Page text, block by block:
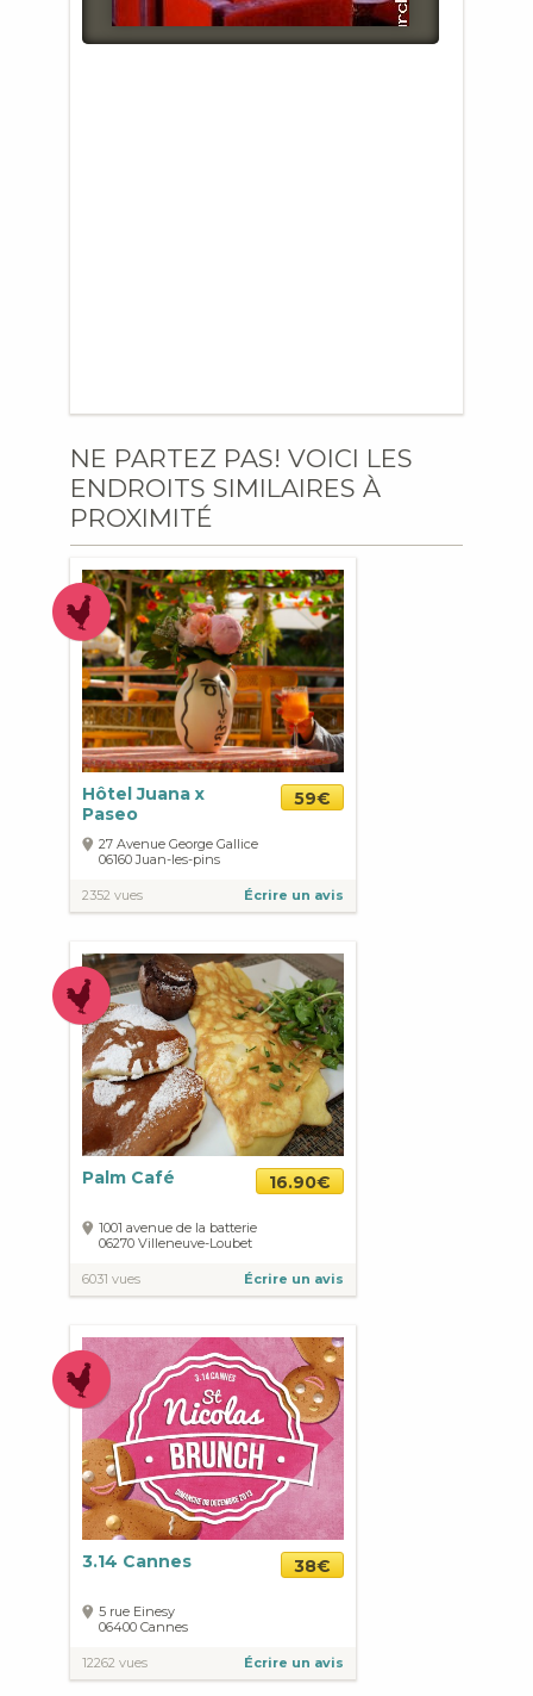
NE PARTEZ PAS! VOICI LES
ENDROITS SIMILAIRES À
PROXIMITÉ
Hôtel Juana x
Paseo
59€
27 Avenue George Gallice
06160 Juan-les-pins
2352 vues Écrire un avis
Palm Café 16.90€
1001 avenue de la batterie
06270 Villeneuve-Loubet
6031 vues Écrire un avis
3.14 Cannes 38€
5 rue Einesy
06400 Cannes
12262 vues Écrire un avis